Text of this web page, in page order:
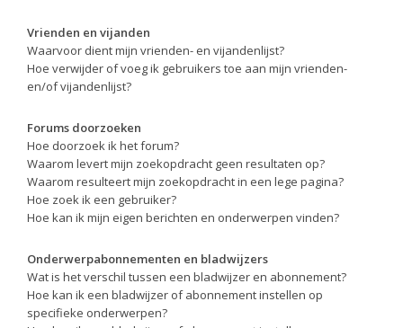
Vrienden en vijanden
Waarvoor dient mijn vrienden- en vijandenlijst?
Hoe verwijder of voeg ik gebruikers toe aan mijn vrienden-
en/of vijandenlijst?
Forums doorzoeken
Hoe doorzoek ik het forum?
Waarom levert mijn zoekopdracht geen resultaten op?
Waarom resulteert mijn zoekopdracht in een lege pagina?
Hoe zoek ik een gebruiker?
Hoe kan ik mijn eigen berichten en onderwerpen vinden?
Onderwerpabonnementen en bladwijzers
Wat is het verschil tussen een bladwijzer en abonnement?
Hoe kan ik een bladwijzer of abonnement instellen op
specifieke onderwerpen?